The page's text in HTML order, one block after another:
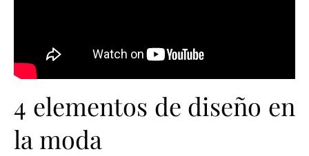
4 elementos de diseño en
la moda